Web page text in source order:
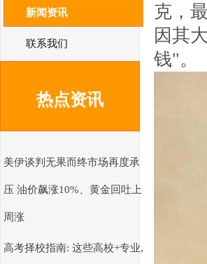
新闻资讯
联系我们
热点资讯
美伊谈判无果而终市场再度承
压 油价飙涨10%、黄金回吐上
周涨
高考择校指南: 这些高校+专业,
克，
因其
钱"。